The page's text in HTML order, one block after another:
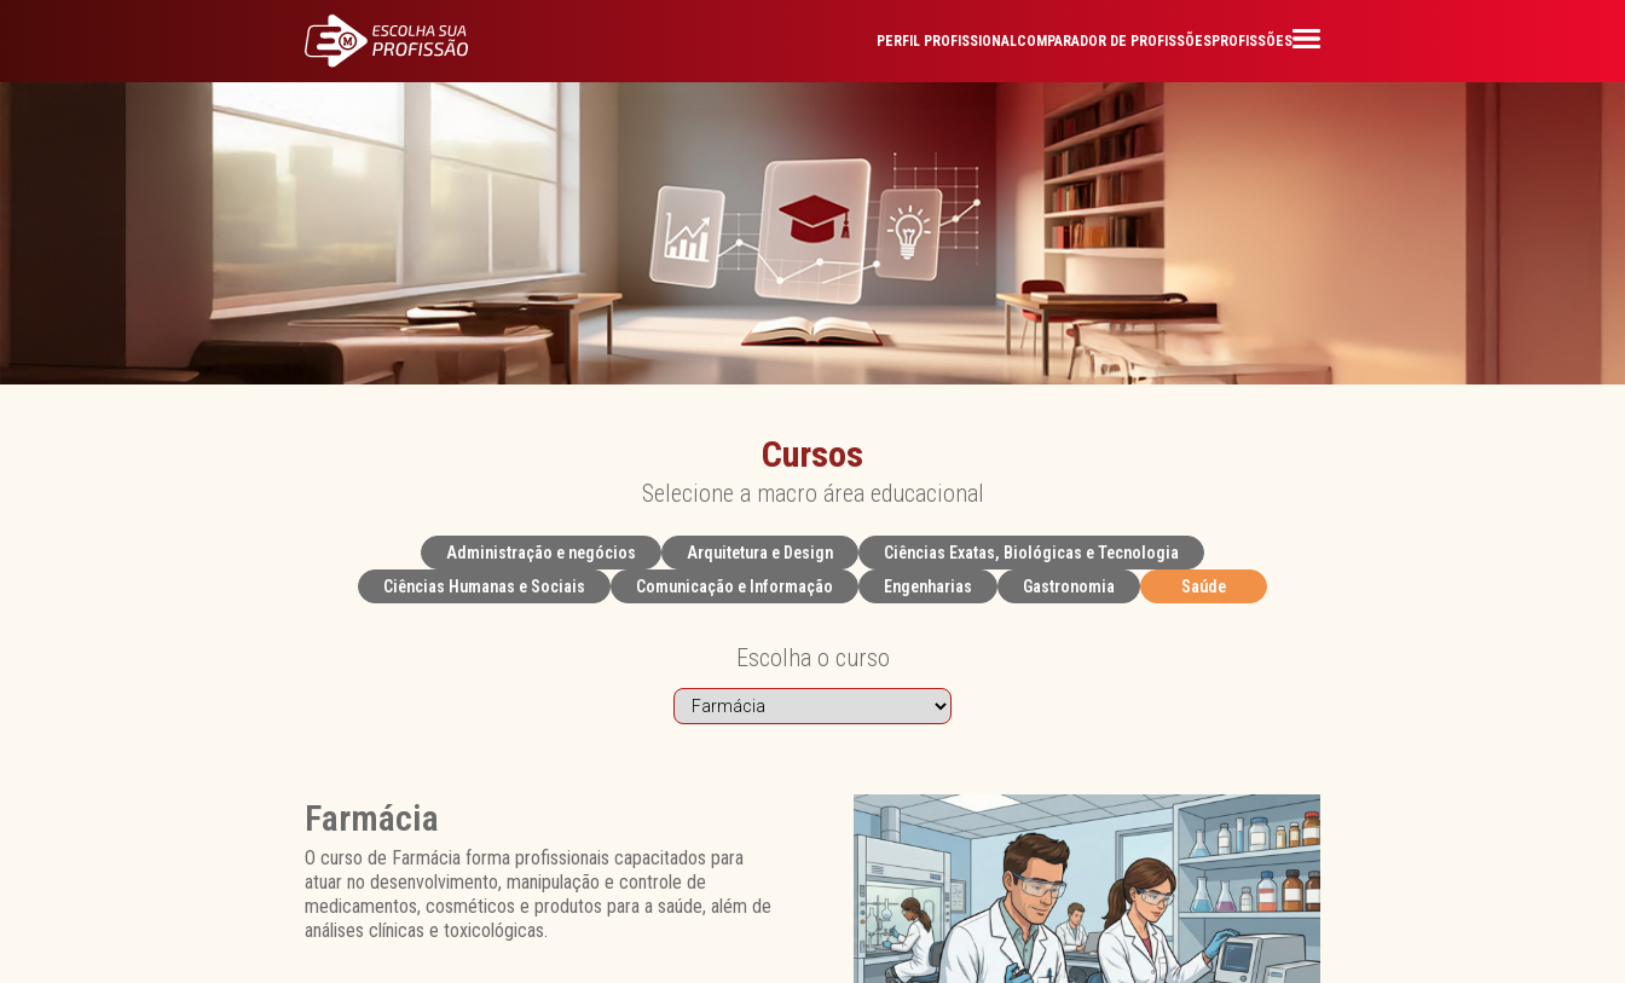
PERFIL PROFISSIONALCOMPARADOR DE PROFISSÕESPROFISSÕES
Cursos
Selecione a macro área educacional
Administração e negócios Arquitetura e Design
Ciências Exatas, Biológicas e Tecnologia
Ciências Humanas e Sociais
Comunicação e Informação Engenharias Gastronomia Saúde
Escolha o curso
Farmácia
O curso de Farmácia forma profissionais capacitados para
atuar no desenvolvimento, manipulação e controle de
medicamentos, cosméticos e produtos para a saúde, além de
análises clínicas e toxicológicas.